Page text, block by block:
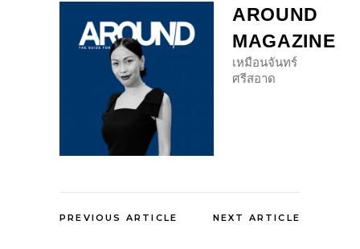
AROUND
MAGAZINE
เหมือนจันทร์
ศรีสอาด
PREVIOUS ARTICLE NEXT ARTICLE